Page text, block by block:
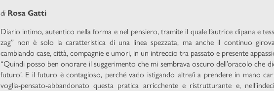
di Rosa Gatti
Diario intimo, autentico nella forma e nel pensiero, tramite il quale l’autrice dipana e
zag” non è solo la caratteristica di una linea spezzata, ma anche il continuo
cambiando case, città, compagnie e umori, in un intreccio tra passato e presente
“Quindi posso ben onorare il suggerimento che mi sembrava oscuro dell’oracolo che
futuro’. E il futuro è contagioso, perché vado istigando altre/i a prendere in mano
voglia-pensato-abbandonato questa pratica arricchente e ristrutturante e,